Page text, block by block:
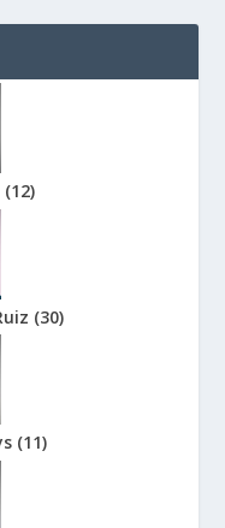
(12)
(30)
(11)